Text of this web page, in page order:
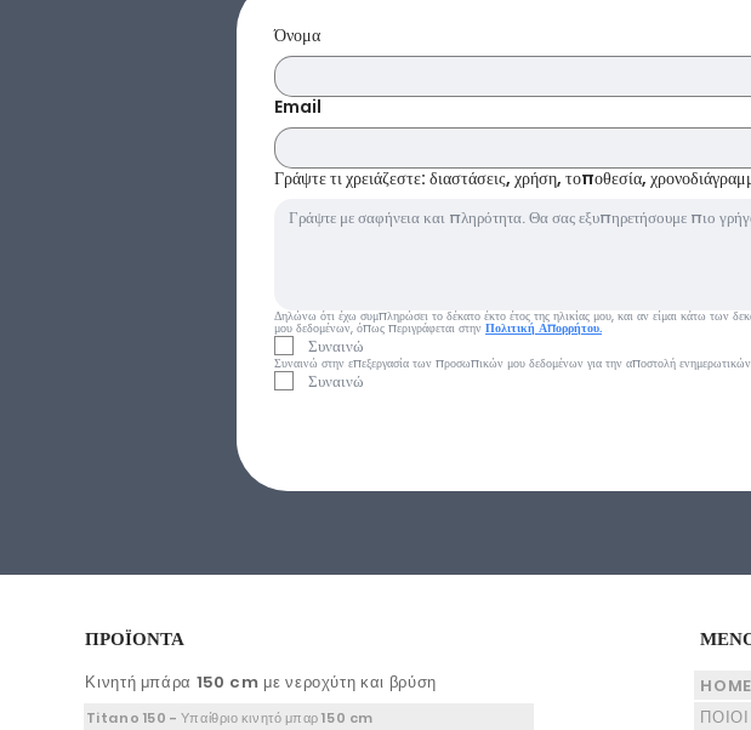
Όνομα
Email
Γράψτε τι χρειάζεστε: διαστάσεις, χρήση, τοποθεσία,
Δηλώνω ότι έχω συμπληρώσει το δέκατο έκτο έτος της ηλικίας μου, και αν είμαι κάτω των
μου δεδομένων, όπως περιγράφεται στην Πολιτική Απορρήτου.
Συναινώ
Συναινώ στην επεξεργασία των προσωπικών μου δεδομένων για την αποστολή
Συναινώ
ΠΡΟΪΟΝΤΑ
Κινητή μπάρα 150 cm με νεροχύτη και βρύση
Titano 150 - Υπαίθριο κινητό μπαρ 150 cm
HOME